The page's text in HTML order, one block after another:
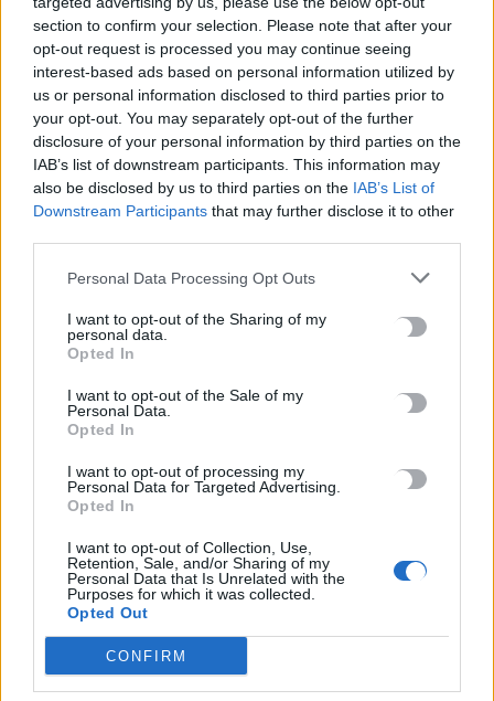
section to confirm your selection. Please note that after your
opt-out request is processed you may continue seeing
interest-based ads based on personal information utilized by
us or personal information disclosed to third parties prior to
your opt-out. You may separately opt-out of the further
disclosure of your personal information by third parties on the
IAB’s list of downstream participants. This information may
also be disclosed by us to third parties on the IAB’s List of
Downstream Participants that may further disclose it to other
Personal Data Processing Opt Outs
I want to opt-out of the Sharing of my
personal data.
Opted In
I want to opt-out of the Sale of my
Personal Data.
Opted In
I want to opt-out of processing my
Personal Data for Targeted Advertising.
Opted In
I want to opt-out of Collection, Use,
Retention, Sale, and/or Sharing of my
Personal Data that Is Unrelated with the
Purposes for which it was collected.
Opted Out
CONFIRM
φαραγγιών της Νότιας Κρήτης στο
επίκεντρο σύσκεψης στο Ηράκλειο
Η καλύτερη και ασφαλέστερη λειτουργία στα Φαράγγια της
Νότιας Κρήτης, ήταν το σημαντικό θέμα που απασχόλησε
συνάντηση αρμοδίων,…
Newsroom 21 Μαΐου, 2026
ΡΟΗ ΕΙΔΗΣΕΩΝ
Πάτρα: Άγιο είχε παιδάκι 2,5 ετών που έπεσε από μπαλκόνι –
Σώθηκε από ένα… δέντρο
10 Αυγούστου, 2026